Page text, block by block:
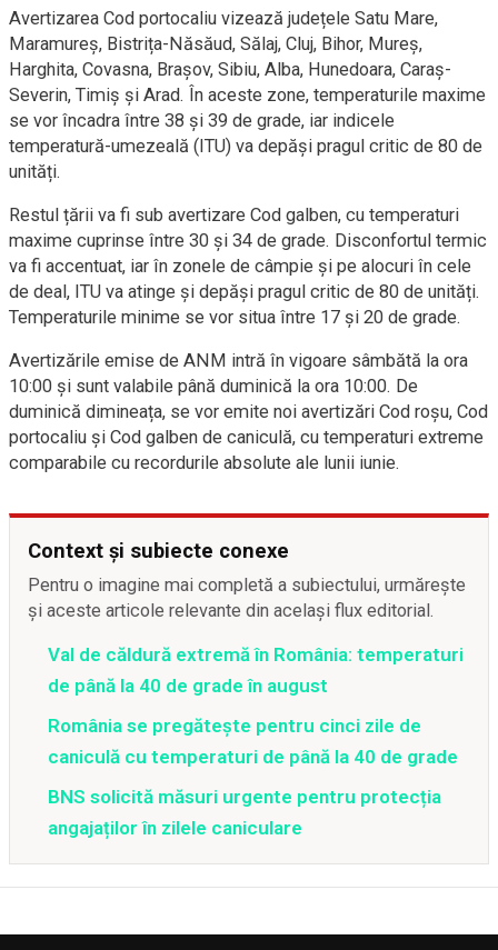
Avertizarea Cod portocaliu vizează județele Satu Mare,
Maramureș, Bistrița-Năsăud, Sălaj, Cluj, Bihor, Mureș,
Harghita, Covasna, Brașov, Sibiu, Alba, Hunedoara, Caraș-
Severin, Timiș și Arad. În aceste zone, temperaturile maxime
se vor încadra între 38 și 39 de grade, iar indicele
temperatură-umezeală (ITU) va depăși pragul critic de 80 de
unități.
Restul țării va fi sub avertizare Cod galben, cu temperaturi
maxime cuprinse între 30 și 34 de grade. Disconfortul termic
va fi accentuat, iar în zonele de câmpie și pe alocuri în cele
de deal, ITU va atinge și depăși pragul critic de 80 de unități.
Temperaturile minime se vor situa între 17 și 20 de grade.
Avertizările emise de ANM intră în vigoare sâmbătă la ora
10:00 și sunt valabile până duminică la ora 10:00. De
duminică dimineața, se vor emite noi avertizări Cod roșu, Cod
portocaliu și Cod galben de caniculă, cu temperaturi extreme
comparabile cu recordurile absolute ale lunii iunie.
Context și subiecte conexe
Pentru o imagine mai completă a subiectului, urmărește
și aceste articole relevante din același flux editorial.
Val de căldură extremă în România: temperaturi
de până la 40 de grade în august
România se pregătește pentru cinci zile de
caniculă cu temperaturi de până la 40 de grade
BNS solicită măsuri urgente pentru protecția
angajaților în zilele caniculare